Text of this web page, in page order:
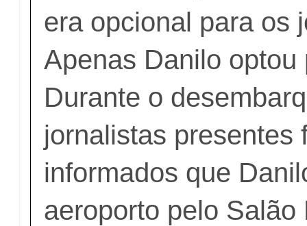
era opcional para os
Apenas Danilo optou
Durante o
jornalistas presentes
informados que
aeroporto pelo Salão